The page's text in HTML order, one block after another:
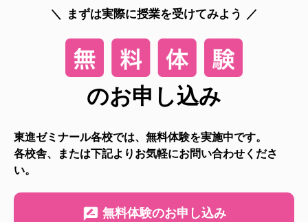
まずは実際に授業を受けてみよう
のお申し込み
東進ゼミナール各校では、無料体験を実施中です。
各校舎、または下記よりお気軽にお問い合わせくださ
い。
無料体験のお申し込み